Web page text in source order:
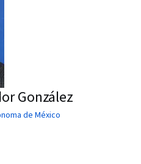
González
de México